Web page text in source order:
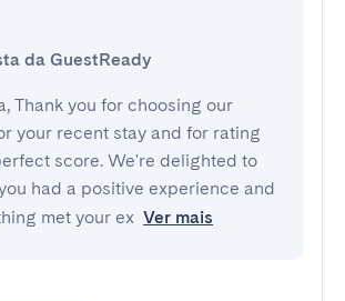
da GuestReady
Thank you for choosing our
your recent stay and for rating
score. We're delighted to
had a positive experience and
met your ex Ver mais